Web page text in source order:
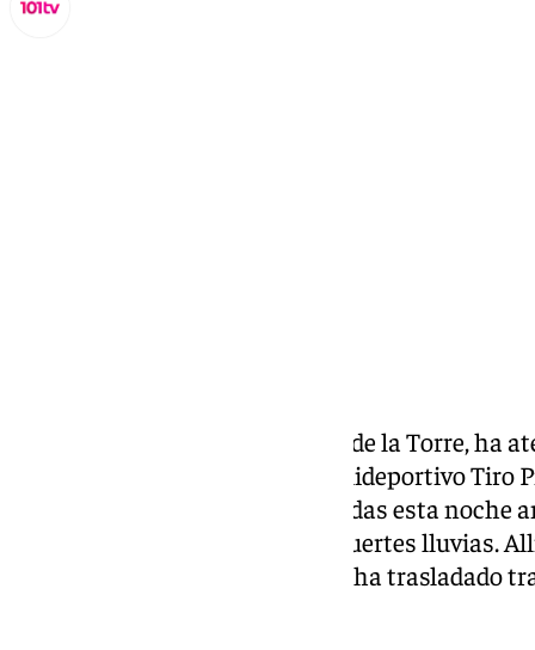
El alcalde de Málaga, Francisco de la Torre, ha
comunicación tras visitar el polideportivo Tiro
personas que han sido desalojadas esta noche
de Málaga y las previsiones de fuertes lluvias.
Televisión en directo. El regidor ha trasladado